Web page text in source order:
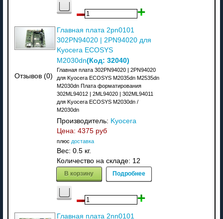
Отзывов (0)
Главная плата 2pn0101
302PN94020 | 2PN94020 для
Kyocera ECOSYS
M2030dn(Код: 32040)
Главная плата 302PN94020 | 2PN94020
для Kyocera ECOSYS M2035dn M2535dn
M2030dn Плата форматирования
302ML94012 | 2ML94020 | 302ML94011
для Kyocera ECOSYS M2030dn /
M2030dn
Производитель: Kyocera
Цена: 4375 руб
плюс доставка
Вес: 0.5 кг.
Количество на складе: 12
В корзину Подробнее
Главная плата 2nn0101